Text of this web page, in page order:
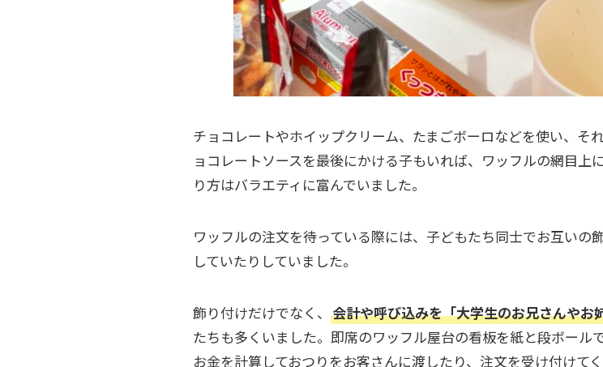
チョコレートやホイップクリーム、たまごボーロなどを使い、そ
ョコレートソースを最後にかける子もいれば、ワッフルの網目上
り方はバラエティに富んでいました。
ワッフルの注文を待っている際には、子どもたち同士でお互いの
していたりしていました。
飾り付けだけでなく、 会計や呼び込みを「大学生のお兄さんやお
たちも多くいました。即席のワッフル屋台の看板を紙と段ボール
お金を計算しておつりをお客さんに渡したり、注文を受け付けて